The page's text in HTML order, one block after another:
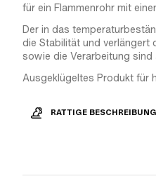
für ein Flammenrohr mit
Der in das
die Stabilität und verlängert
sowie die Verarbeitung
Ausgeklügeltes Produkt für
RATTIGE